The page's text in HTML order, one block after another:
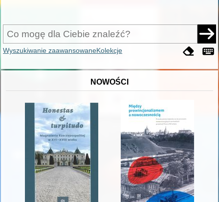
Wyszukiwanie zaawansowaneKolekcje
NOWOŚCI